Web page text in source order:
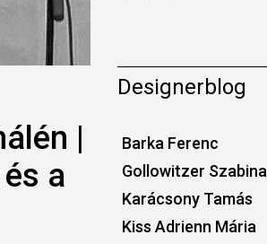
|
a
Designerblog
Barka Ferenc
Gollowitzer Szabina
Karácsony Tamás
Kiss Adrienn Mária